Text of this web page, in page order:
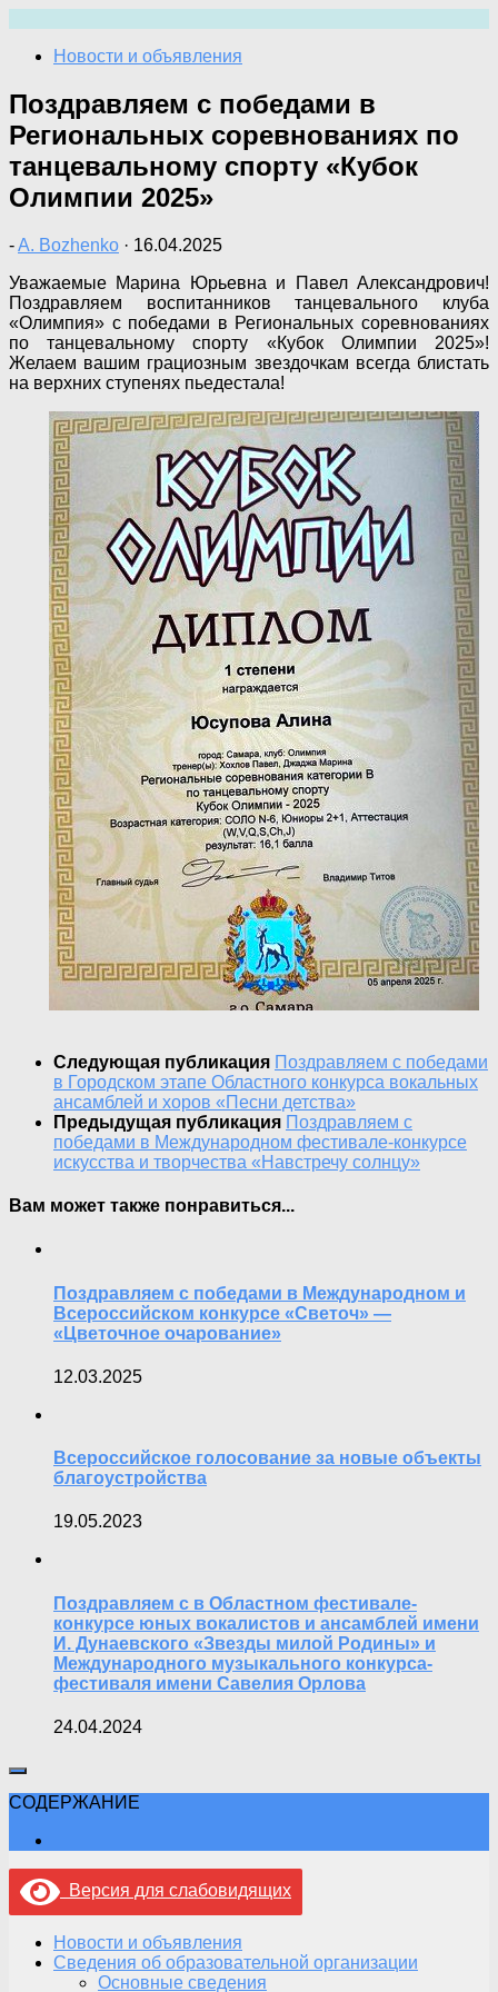
содержимому
Новости и объявления
Поздравляем с победами в
Региональных соревнованиях по
танцевальному спорту «Кубок
Олимпии 2025»
-A. Bozhenko · 16.04.2025
Уважаемые Марина Юрьевна и Павел Александрович!
Поздравляем воспитанников танцевального клуба
«Олимпия» с победами в Региональных соревнованиях
по танцевальному спорту «Кубок Олимпии 2025»!
Желаем вашим грациозным звездочкам всегда блистать
на верхних ступенях пьедестала!
Следующая публикация Поздравляем с победами
в Городском этапе Областного конкурса вокальных
ансамблей и хоров «Песни детства»
Предыдущая публикация Поздравляем с
победами в Международном фестивале-конкурсе
искусства и творчества «Навстречу солнцу»
Вам может также понравиться...
Поздравляем с победами в Международном и
Всероссийском конкурсе «Светоч» —
«Цветочное очарование»
12.03.2025
Всероссийское голосование за новые объекты
благоустройства
19.05.2023
Поздравляем с в Областном фестивале-
конкурсе юных вокалистов и ансамблей имени
И. Дунаевского «Звезды милой Родины» и
Международного музыкального конкурса-
фестиваля имени Савелия Орлова
24.04.2024
СОДЕРЖАНИЕ
Версия для слабовидящих
Новости и объявления
Сведения об образовательной организации
Основные сведения